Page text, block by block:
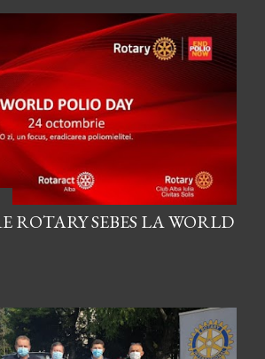
ROTARY SEBES LA WORLD